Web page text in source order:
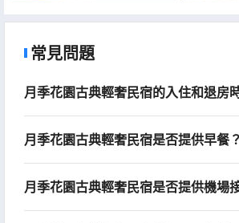
常見問題
月季花園古典輕奢民宿的入住和退房
月季花園古典輕奢民宿是否提供早餐？
月季花園古典輕奢民宿是否提供機場